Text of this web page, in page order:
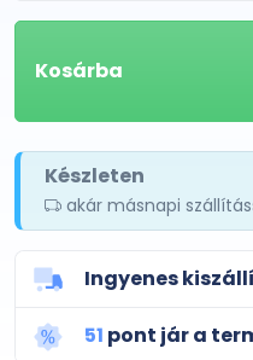
Kosárba
Készleten
akár másnapi
Ingyenes
51 pont jár a